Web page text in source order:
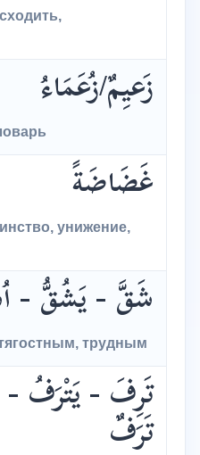
زَعيِمٌ/زُعَمَاءُ
غَضَاضَةً
унижение,
شَقَّ - يَشُقُّ -
трудным
تَرِفَ - يَتْرَفُ -
تَرَفٌ